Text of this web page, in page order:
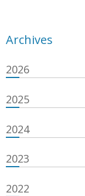
Archives
2026
2025
2024
2023
2022